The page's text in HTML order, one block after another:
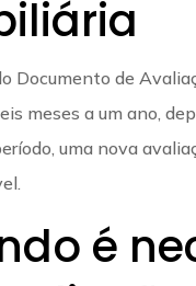
Documento de
meses a um ano,
uma nova
é